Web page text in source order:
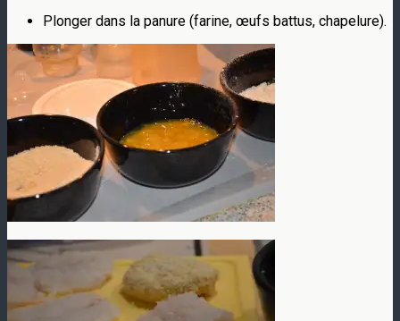
Plonger dans la panure (farine, œufs battus, chapelure).